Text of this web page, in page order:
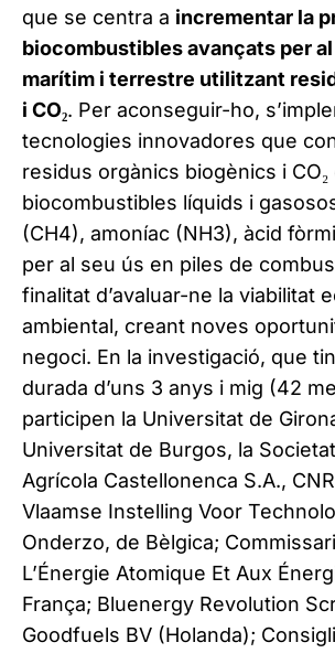
que se centra a incrementar la
biocombustibles avançats per
marítim i terrestre utilitzant
i CO₂. Per aconseguir-ho,
tecnologies innovadores que
residus orgànics biogènics i CO₂
biocombustibles líquids i
(CH4), amoníac (NH3), àcid
per al seu ús en piles de
finalitat d’avaluar-ne la viabilitat
ambiental, creant noves
negoci. En la investigació, que
durada d’uns 3 anys i mig (42
participen la Universitat de
Universitat de Burgos, la
Agrícola Castellonenca S.A.,
Vlaamse Instelling Voor
Onderzo, de Bèlgica;
L’Énergie Atomique Et Aux
França; Bluenergy Revolution
Goodfuels BV (Holanda);